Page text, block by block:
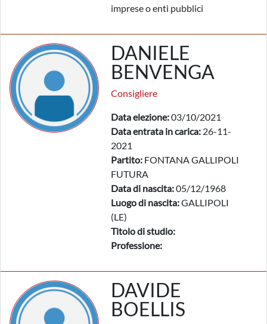
imprese o enti pubblici
DANIELE
BENVENGA
Consigliere
Data elezione:03/10/2021
Data entrata in carica: 26-11-
2021
Partito: FONTANA GALLIPOLI
FUTURA
Data di nascita:05/12/1968
Luogo di nascita:GALLIPOLI
(LE)
Titolo di studio:
Professione:
DAVIDE
BOELLIS